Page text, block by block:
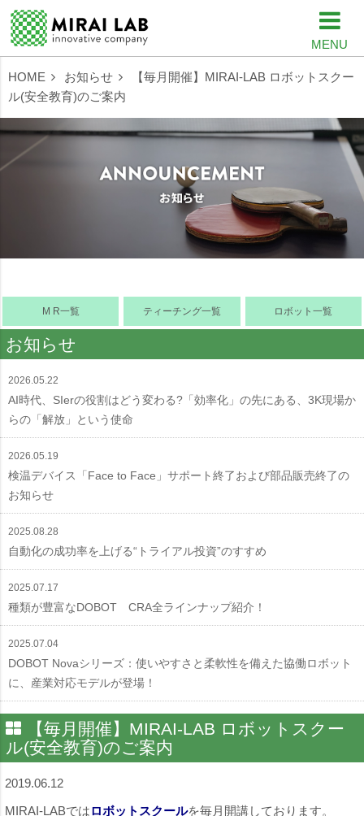
MENU
HOME お知らせ
【毎月開催】MIRAI-LAB ロボットスクー
ル(安全教育)のご案内
M R一覧 ティーチング一覧 ロボット一覧
お知らせ
2026.05.22
AI時代、SIerの役割はどう変わる?「効率化」の先にある、3K現場か
らの「解放」という使命
2026.05.19
検温デバイス「Face to Face」サポート終了および部品販売終了の
お知らせ
2025.08.28
自動化の成功率を上げる“トライアル投資”のすすめ
2025.07.17
種類が豊富なDOBOT CRA全ラインナップ紹介！
2025.07.04
DOBOT Novaシリーズ：使いやすさと柔軟性を備えた協働ロボット
に、産業対応モデルが登場！
【毎月開催】MIRAI-LAB ロボットスクー
ル(安全教育)のご案内
2019.06.12
MIRAI-LABではロボットスクールを毎月開講しております。